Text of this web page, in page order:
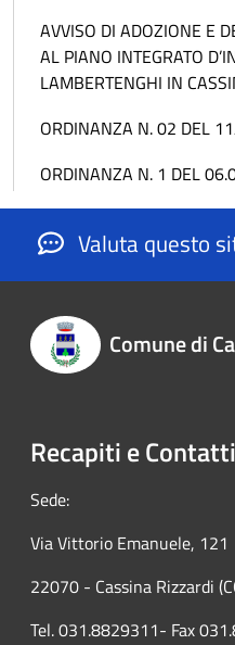
AVVISO DI ADOZIONE E
AL PIANO INTEGRATO
LAMBERTENGHI IN
ORDINANZA N. 02 DEL
ORDINANZA N. 1 DEL
Valuta questo
Comune di
Recapiti e Contatti
Sede:
Via Vittorio Emanuele, 121
22070 - Cassina Rizzardi
Tel. 031.8829311- Fax